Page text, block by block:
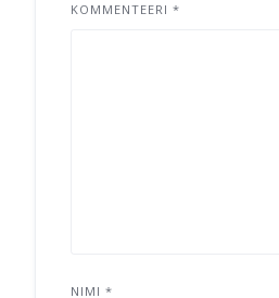
KOMMENTEERI *
NIMI *